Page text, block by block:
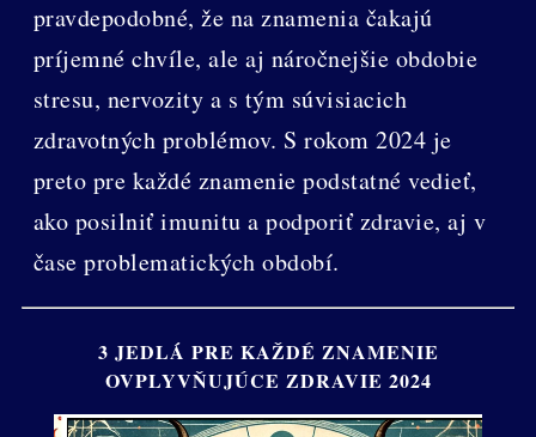
pravdepodobné, že na znamenia čakajú
príjemné chvíle, ale aj náročnejšie obdobie
stresu, nervozity a s tým súvisiacich
zdravotných problémov. S rokom 2024 je
preto pre každé znamenie podstatné vedieť,
ako posilniť imunitu a podporiť zdravie, aj v
čase problematických období.
3 JEDLÁ PRE KAŽDÉ ZNAMENIE
OVPLYVŇUJÚCE ZDRAVIE 2024